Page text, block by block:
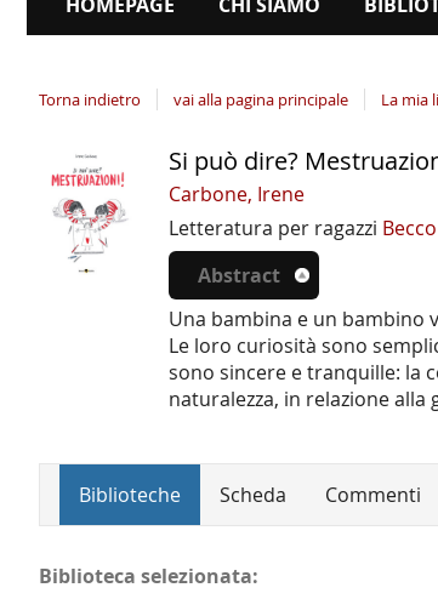
Torna indietro vai alla pagina principale La mia
Dettaglio
del
documento
Si può dire?
Carbone, Irene
Letteratura per ragazzi
Abstract
Una bambina e un bambino
Le loro curiosità sono
sono sincere e tranquille: la
naturalezza, in relazione alla
Biblioteche Scheda Commenti
Biblioteca selezionata: